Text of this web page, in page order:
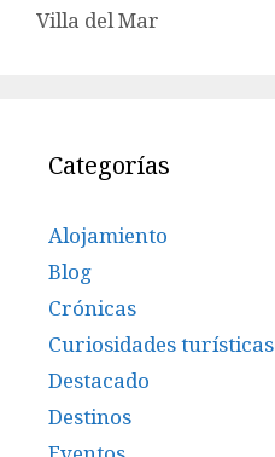
Villa del Mar
Categorías
Alojamiento
Blog
Crónicas
Curiosidades turísticas
Destacado
Destinos